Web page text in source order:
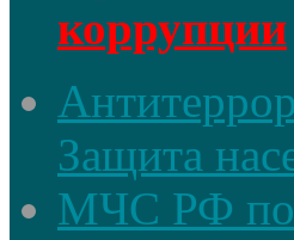
коррупции
Защита
МЧС РФ